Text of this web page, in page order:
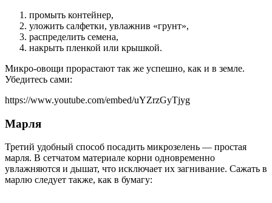
промыть контейнер,
уложить салфетки, увлажнив «грунт»,
распределить семена,
накрыть пленкой или крышкой.
Микро-овощи прорастают так же успешно, как и в земле.
Убедитесь сами:
https://www.youtube.com/embed/uYZrzGyTjyg
Марля
Третий удобный способ посадить микрозелень — простая
марля. В сетчатом материале корни одновременно
увлажняются и дышат, что исключает их загнивание. Сажать в
марлю следует также, как в бумагу: